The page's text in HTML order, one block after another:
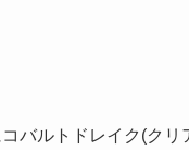
バルトドレイク(クリ